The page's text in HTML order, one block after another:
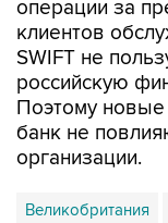
операции за
клиентов
SWIFT не
российскую
Поэтому
банк не
организации.
Великобритания